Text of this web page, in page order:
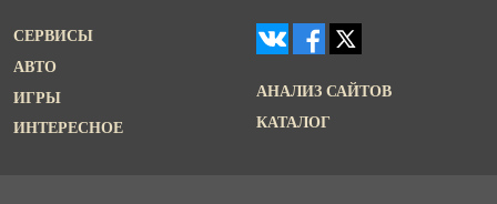
СЕРВИСЫ
АВТО
ИГРЫ
ИНТЕРЕСНОЕ
АНАЛИЗ САЙТОВ
КАТАЛОГ